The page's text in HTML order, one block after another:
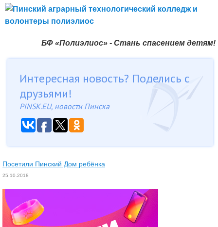
БФ «Полиэлиос» - Стань спасением детям!
Интересная новость? Поделись с
друзьями!
PINSK.EU, новости Пинска
Посетили Пинский Дом ребёнка
25.10.2018